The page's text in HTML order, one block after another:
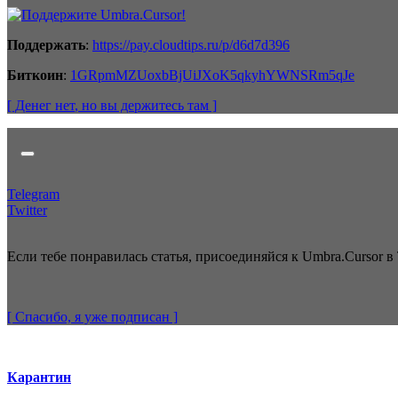
Поддержать: https://pay.cloudtips.ru/p/d6d7d396
Биткоин: 1GRpmMZUoxbBjUiJXoK5qkyhYWNSRm5qJe
[ Денег нет, но вы держитесь там ]
Telegram
Twitter
Если тебе понравилась статья, присоединяйся к Umbra.Cursor
[ Спасибо, я уже подписан ]
Карантин